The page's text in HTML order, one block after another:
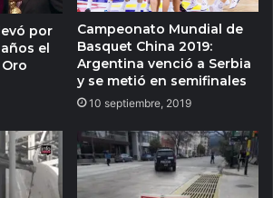
por
el
Campeonato Mundial de
Basquet China 2019:
Argentina venció a Serbia
y se metió en semifinales
10 septiembre, 2019